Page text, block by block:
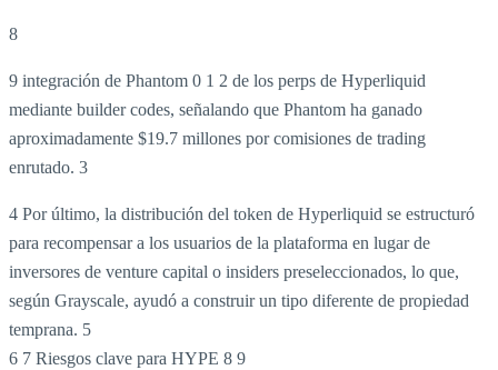
8
9 integración de Phantom 0 1 2 de los perps de Hyperliquid
mediante builder codes, señalando que Phantom ha ganado
aproximadamente $19.7 millones por comisiones de trading
enrutado. 3
4 Por último, la distribución del token de Hyperliquid se estructuró
para recompensar a los usuarios de la plataforma en lugar de
inversores de venture capital o insiders preseleccionados, lo que,
según Grayscale, ayudó a construir un tipo diferente de propiedad
temprana. 5
6 7 Riesgos clave para HYPE 8 9